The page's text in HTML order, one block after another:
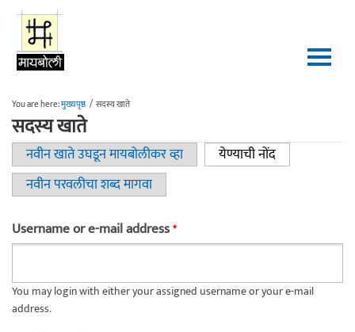
Skip to main content
You are here:मुख्यपृष्ठ / सदस्य खाते
सदस्य खाते
Primary tabs
नवीन खाते उघडून मायबोलीकर व्हा येण्याची नोंद(active tab)
नवीन परवलीचा शब्द मागवा
Username or e-mail address*
You may login with either your assigned username or your e-mail
address.